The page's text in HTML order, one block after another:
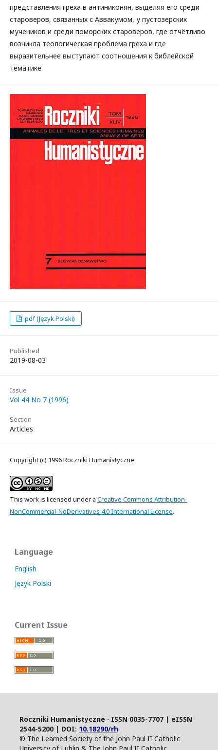
представления греха в антиниконян, выделяя его среди
староверов, связанных с Аввакумом, у пустозерских
мучеников и среди поморских староверов, где отчётливо
возникла теологическая проблема греха и где
выразительнее выступают соотношения к библейской
тематике.
pdf (Język Polski)
Published
2019-08-03
Issue
Vol 44 No 7 (1996)
Section
Articles
Copyright (c) 1996 Roczniki Humanistyczne
This work is licensed under a Creative Commons Attribution-
NonCommercial-NoDerivatives 4.0 International License.
Language
English
Język Polski
Current Issue
Roczniki Humanistyczne · ISSN 0035-7707 | eISSN
2544-5200 | DOI: 10.18290/rh
© The Learned Society of the John Paul II Catholic